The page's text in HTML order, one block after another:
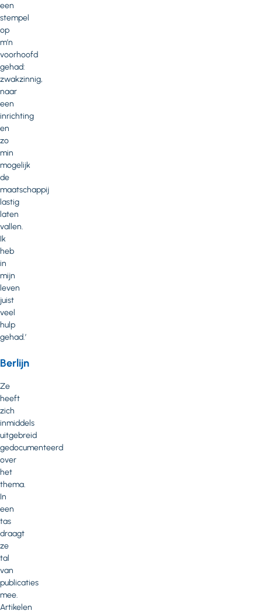
een
stempel
op
m’n
voorhoofd
gehad:
zwakzinnig,
naar
een
inrichting
en
zo
min
mogelijk
de
maatschappij
lastig
laten
vallen.
Ik
heb
in
mijn
leven
juist
veel
hulp
gehad.’
Berlijn
Ze
heeft
zich
inmiddels
uitgebreid
gedocumenteerd
over
het
thema.
In
een
tas
draagt
ze
tal
van
publicaties
mee.
Artikelen